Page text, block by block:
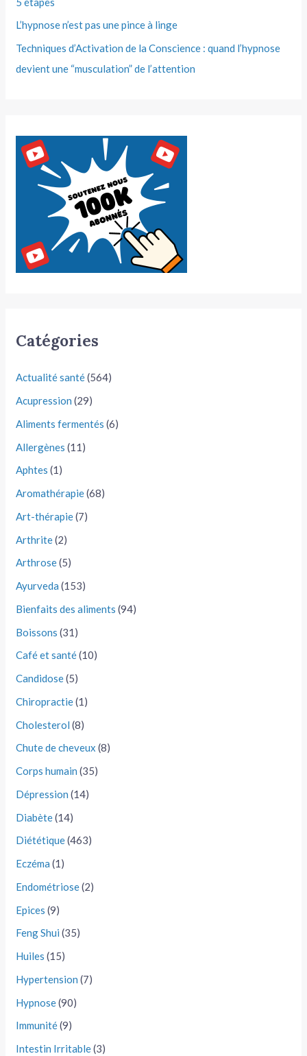
L’hypnose n’est pas une pince à linge
Techniques d’Activation de la Conscience : quand l’hypnose
devient une “musculation” de l’attention
Catégories
Actualité santé(564)
Acupression (29)
Aliments fermentés (6)
Allergènes (11)
Aphtes (1)
Aromathérapie(68)
Art-thérapie(7)
Arthrite(2)
Arthrose(5)
Ayurveda (153)
Bienfaits des aliments (94)
Boissons (31)
Café et santé(10)
Candidose(5)
Chiropractie(1)
Cholesterol (8)
Chute de cheveux (8)
Corps humain (35)
Dépression (14)
Diabète(14)
Diététique(463)
Eczéma (1)
Endométriose(2)
Epices (9)
Feng Shui (35)
Huiles (15)
Hypertension (7)
Hypnose(90)
Immunité(9)
Intestin Irritable(3)